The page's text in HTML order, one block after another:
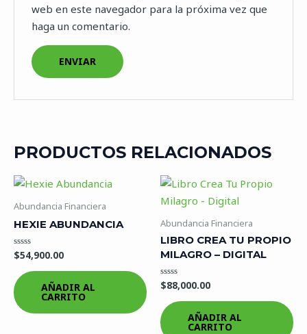
web en este navegador para la próxima vez que
haga un comentario.
PRODUCTOS RELACIONADOS
Abundancia Financiera
HEXIE ABUNDANCIA
Valorado
en
de
5
$54,900.00
AÑADIR AL
CARRITO
Abundancia Financiera
LIBRO CREA TU PROPIO
MILAGRO – DIGITAL
Valorado
en
de
5
$88,000.00
AÑADIR AL
CARRITO